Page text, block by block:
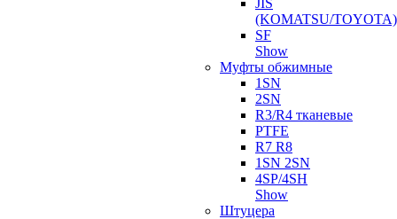
JIS
(KOMATSU/TOYOTA)
SF
Show
Муфты обжимные
1SN
2SN
R3/R4 тканевые
PTFE
R7 R8
1SN 2SN
4SP/4SH
Show
Штуцера